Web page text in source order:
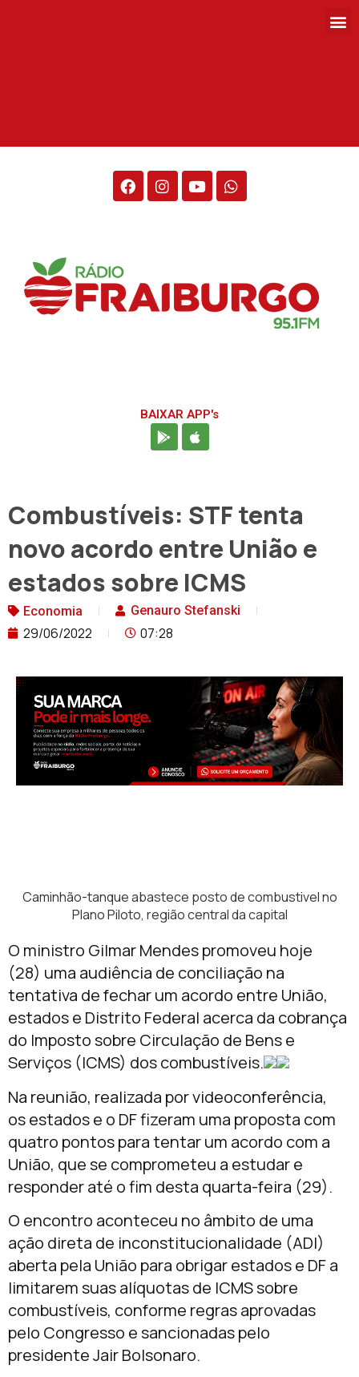
BAIXAR APP's
Combustíveis: STF tenta
novo acordo entre União e
estados sobre ICMS
Economia Genauro Stefanski
29/06/2022 07:28
Caminhão-tanque abastece posto de combustivel no
Plano Piloto, região central da capital
O ministro Gilmar Mendes promoveu hoje
(28) uma audiência de conciliação na
tentativa de fechar um acordo entre União,
estados e Distrito Federal acerca da cobrança
do Imposto sobre Circulação de Bens e
Serviços (ICMS) dos combustíveis.
Na reunião, realizada por videoconferência,
os estados e o DF fizeram uma proposta com
quatro pontos para tentar um acordo com a
União, que se comprometeu a estudar e
responder até o fim desta quarta-feira (29).
O encontro aconteceu no âmbito de uma
ação direta de inconstitucionalidade (ADI)
aberta pela União para obrigar estados e DF a
limitarem suas alíquotas de ICMS sobre
combustíveis, conforme regras aprovadas
pelo Congresso e sancionadas pelo
presidente Jair Bolsonaro.